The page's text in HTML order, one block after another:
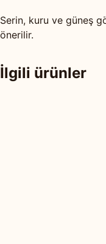
Serin, kuru ve güneş
önerilir.
İlgili ürünler